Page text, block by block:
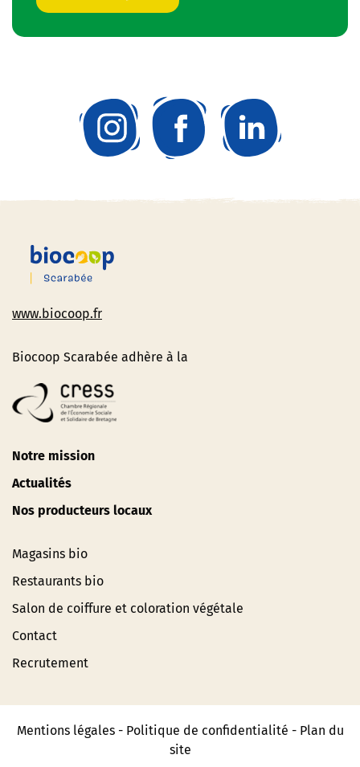
www.biocoop.fr
Biocoop Scarabée adhère à la
Notre mission
Actualités
Nos producteurs locaux
Magasins bio
Restaurants bio
Salon de coiffure et coloration végétale
Contact
Recrutement
Mentions légales- Politique de confidentialité - Plan du
site